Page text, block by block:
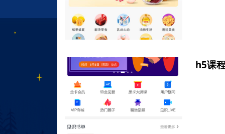
h5课